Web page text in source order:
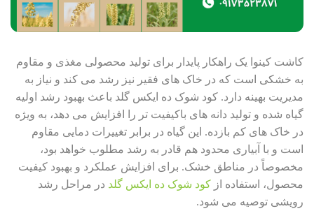
کاشت کینوا یک راهکار پایدار برای تولید محصولی مغذی و مقاوم
به خشکی است که در خاک های فقیر نیز رشد می کند و نیاز به
مدیریت بهینه دارد. کود شوک ده ایکس گلد باعث بهبود رشد اولیه
گیاه شده و تولید دانه های باکیفیت تر را افزایش می دهد، به ویژه
در خاک های کم بازده. این گیاه در برابر تغییرات دمایی مقاوم
است و با آبیاری محدود هم قادر به رشد مطلوب خواهد بود،
مخصوصاً در مناطق خشک. برای افزایش عملکرد و بهبود کیفیت
محصول، استفاده از کود شوک ده ایکس گلد در مراحل رشد
رویشی توصیه می شود.